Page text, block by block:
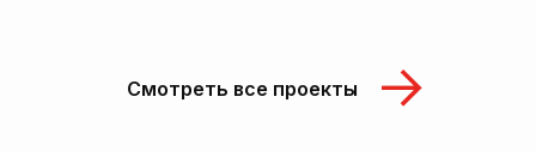
Смотреть все проекты